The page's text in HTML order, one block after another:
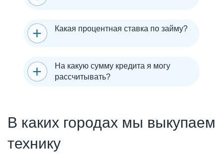
Какая процентная ставка по займу?
На какую сумму кредита я могу
рассчитывать?
В каких городах мы выкупаем
технику